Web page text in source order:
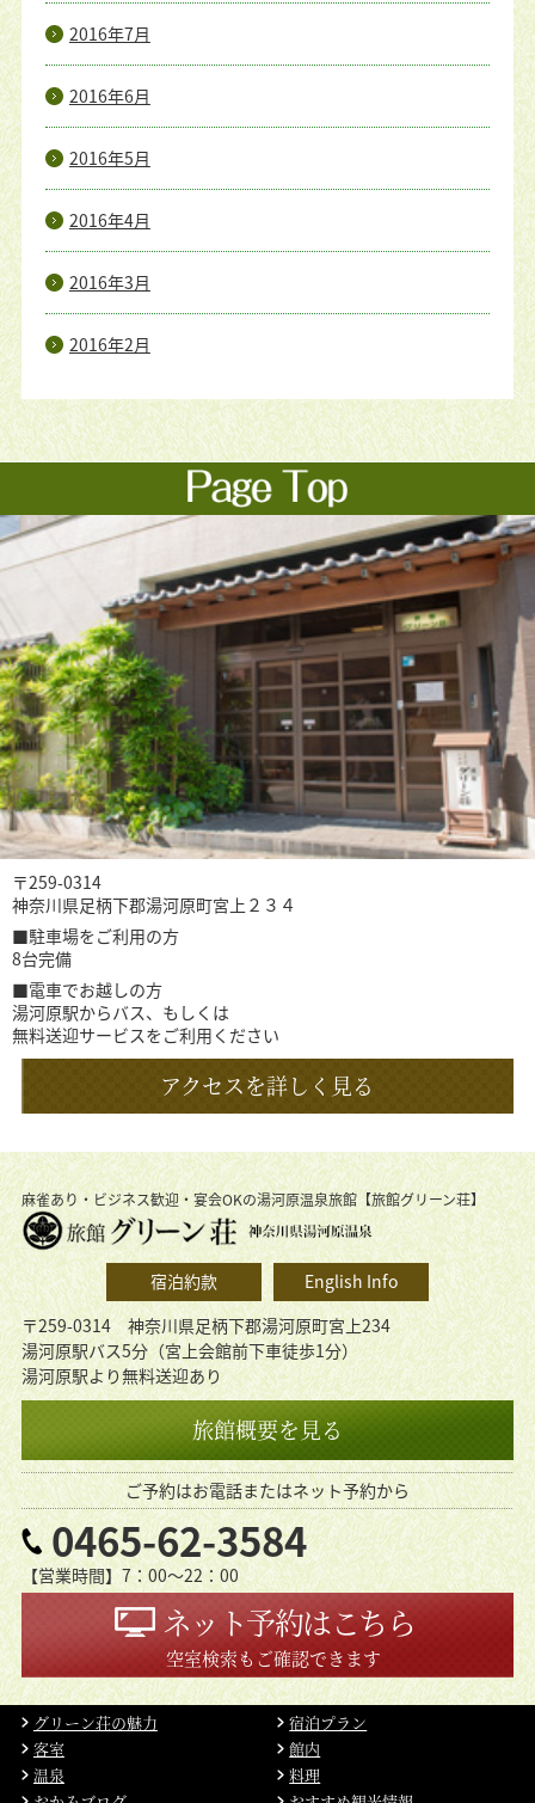
2016年7月
2016年6月
2016年5月
2016年4月
2016年3月
2016年2月
〒259-0314
神奈川県足柄下郡湯河原町宮上２３４
■駐車場をご利用の方
8台完備
■電車でお越しの方
湯河原駅からバス、もしくは
無料送迎サービスをご利用ください
アクセスを詳しく見る
麻雀あり・ビジネス歓迎・宴会OKの湯河原温泉旅館【旅館グリーン荘】
宿泊約款
English Info
〒259-0314 神奈川県足柄下郡湯河原町宮上234
湯河原駅バス5分（宮上会館前下車徒歩1分）
湯河原駅より無料送迎あり
旅館概要を見る
ご予約はお電話またはネット予約から
0465-62-3584
【営業時間】7：00〜22：00
ネット予約はこちら
空室検索もご確認できます
グリーン荘の魅力
宿泊プラン
客室
館内
温泉
料理